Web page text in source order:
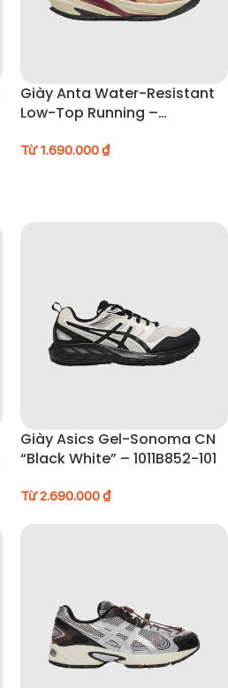
Giày Anta Water-Resistant
Low-Top Running –
Từ1.690.000₫
Giày Asics Gel-Sonoma CN
“Black White” – 1011B852-101
Từ2.690.000₫